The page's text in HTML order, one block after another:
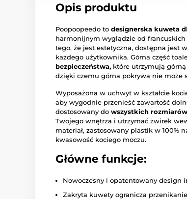
Opis produktu
Poopoopeedo to designerska kuweta
harmonijnym wyglądzie od
tego, że jest estetyczna, dostępna jest
każdego użytkownika. Górna część
bezpieczeństwa, które utrzymują
dzięki czemu górna pokrywa nie może
Wyposażona w uchwyt w kształcie
aby wygodnie przenieść zawartość
dostosowany do wszystkich
Twojego wnętrza i utrzymać żwirek
materiał, zastosowany plastik w 100%
kwasowość kociego moczu.
Główne funkcje:
Nowoczesny i opatentowany design
Zakryta kuwety ogranicza